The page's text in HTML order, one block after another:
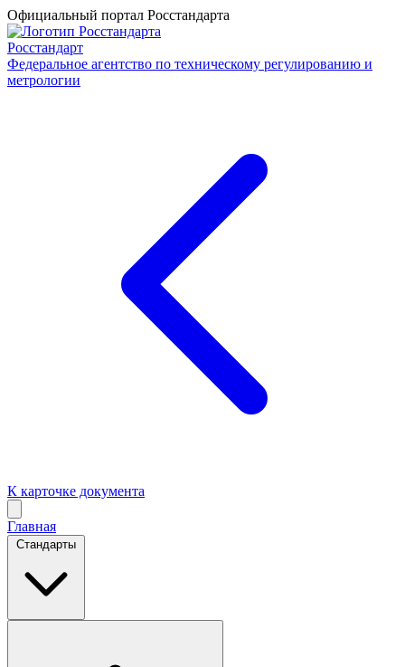
Официальный портал Росстандарта
Росстандарт
Федеральное агентство по техническому регулированию и
метрологии
К карточке документа
Главная
Стандарты